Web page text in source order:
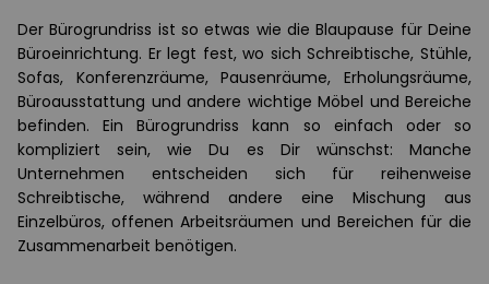
Der Bürogrundriss ist so etwas wie die Blaupause für Deine
Büroeinrichtung. Er legt fest, wo sich Schreibtische, Stühle,
Sofas, Konferenzräume, Pausenräume, Erholungsräume,
Büroausstattung und andere wichtige Möbel und Bereiche
befinden. Ein Bürogrundriss kann so einfach oder so
kompliziert sein, wie Du es Dir wünschst: Manche
Unternehmen entscheiden sich für reihenweise
Schreibtische, während andere eine Mischung aus
Einzelbüros, offenen Arbeitsräumen und Bereichen für die
Zusammenarbeit benötigen.